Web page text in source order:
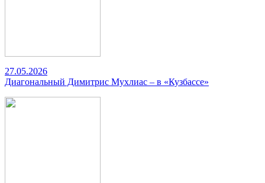
27.05.2026
Диагональный Димитрис Мухлиас – в «Кузбассе»